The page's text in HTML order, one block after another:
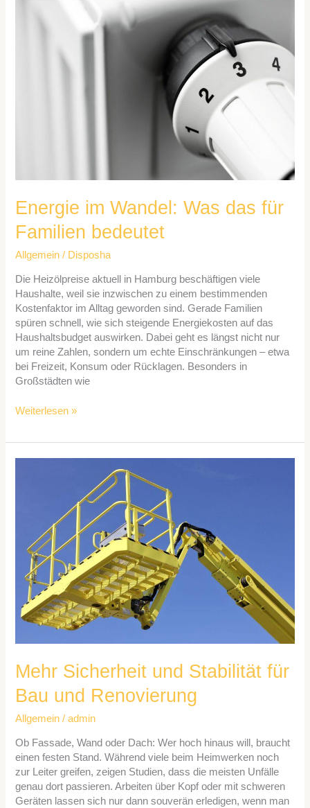
Energie im Wandel: Was das für
Familien bedeutet
Allgemein / Disposha
Die Heizölpreise aktuell in Hamburg beschäftigen viele
Haushalte, weil sie inzwischen zu einem bestimmenden
Kostenfaktor im Alltag geworden sind. Gerade Familien
spüren schnell, wie sich steigende Energiekosten auf das
Haushaltsbudget auswirken. Dabei geht es längst nicht nur
um reine Zahlen, sondern um echte Einschränkungen – etwa
bei Freizeit, Konsum oder Rücklagen. Besonders in
Großstädten wie
Weiterlesen »
Mehr Sicherheit und Stabilität für
Bau und Renovierung
Allgemein /admin
Ob Fassade, Wand oder Dach: Wer hoch hinaus will, braucht
einen festen Stand. Während viele beim Heimwerken noch
zur Leiter greifen, zeigen Studien, dass die meisten Unfälle
genau dort passieren. Arbeiten über Kopf oder mit schweren
Geräten lassen sich nur dann souverän erledigen, wenn man
und
Renovierung